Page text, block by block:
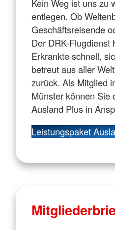
Kein Weg ist uns zu
entlegen. Ob
Geschäftsreisende
Der DRK-Flugdienst
Erkrankte schnell,
betreut aus aller
zurück. Als Mitglied
Münster können Sie
Ausland Plus in
Leistungspaket